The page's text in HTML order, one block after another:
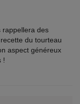
rappellera des
du tourteau
aspect généreux
!